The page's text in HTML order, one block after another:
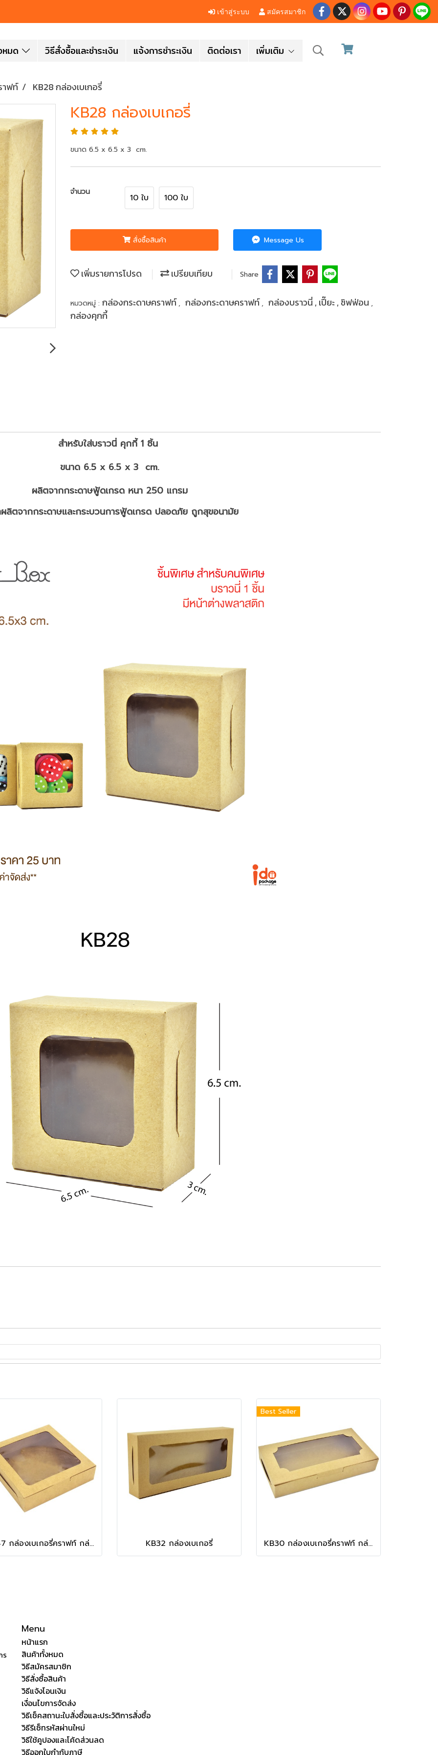
เข้าสู่ระบบ สมัครสมาชิก
มด วิธีสั่งซื้อและชำระเงิน แจ้งการชำระเงิน ติดต่อเรา เพิ่มเติม
าฟท์ KB28 กล่องเบเกอรี่
KB28 กล่องเบเกอรี่
ขนาด 6.5 x 6.5 x 3 cm.
จำนวน
10 ใบ 100 ใบ
สั่งซื้อสินค้า Message Us
เพิ่มรายการโปรด เปรียบเทียบ Share
หมวดหมู่ : กล่องกระดาษคราฟท์, กล่องกระดาษคราฟท์, กล่องบราวนี่ , เปี๊ยะ , ชิฟฟ่อน ,
กล่องคุกกี้
สำหรับใส่บราวนี่ คุกกี้ 1 ชิ้น
ขนาด 6.5 x 6.5 x 3 cm.
ผลิตจากกระดาษฟู้ดเกรด หนา 250 แกรม
ลิตจากกระดาษและกระบวนการฟู้ดเกรด ปลอดภัย ถูกสุขอนามัย
KB47 กล่องเบเกอรี่คราฟท์ กล่องบราวนี่ KB32 กล่องเบเกอรี่
Best Seller
KB30 กล่องเบเกอรี่คราฟท์ กล่องบราวนี่
ร
Menu
หน้าแรก
สินค้าทั้งหมด
วิธีสมัครสมาชิก
วิธีสั่งซื้อสินค้า
วิธีแจ้งโอนเงิน
เงื่อนไขการจัดส่ง
วิธีเช็คสถานะใบสั่งซื้อและประวัติการสั่งซื้อ
วิธีรีเซ็ทรหัสผ่านใหม่
วิธีใช้คูปองและโค้ดส่วนลด
วิธีออกใบกำกับภาษี